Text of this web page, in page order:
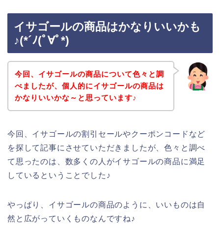
イサゴールの商品はかなりいいかも
♪(*´ﾉ(ﾟ∀ﾟ*)
今回、イサゴールの商品について色々と調
べましたが、個人的にイサゴールの商品は
かなりいいかな～と思っています♪
今回、イサゴールの割引セールやクーポンコードなど
を探して記事にさせていただきましたが、色々と調べ
て思ったのは、数多くの人がイサゴールの商品に満足
しているということでした♪
やっぱり、イサゴールの商品のように、いいものは自
然と広がっていくものなんですね♪